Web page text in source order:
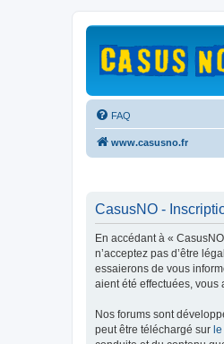
FAQ
www.casusno.fr
CasusNO -
En accédant à «
n’acceptez pas d’être
essaierons de vous
aient été effectuées, vous
Nos forums sont
peut être téléchargé sur